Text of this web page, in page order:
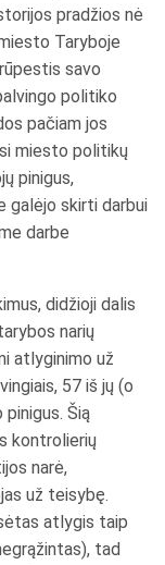
pradžios nė
Taryboje
savo
politiko
pačiam jos
miesto politikų
pinigus,
galėjo skirti darbui
darbe
didžioji dalis
narių
atlyginimo už
57 iš jų (o
pinigus. Šią
kontrolierių
narė,
už teisybę.
atlygis taip
tad